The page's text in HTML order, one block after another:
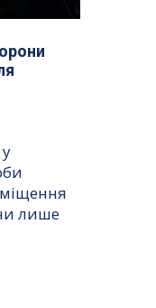
лише